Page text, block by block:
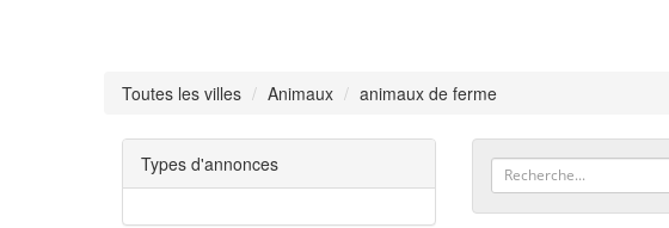
Toutes les villes Animaux animaux de ferme
Types d'annonces